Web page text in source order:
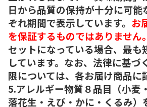
日から品質の保持が十分に可能
ぞれ期間で表示しています。 お
を保証するものではありません。
セットになっている場合、最も
しています。なお、法律に基づ
限については、各お届け商品に
5.アレルギー物質８品目（小麦
落花生・えび・かに・くるみ）